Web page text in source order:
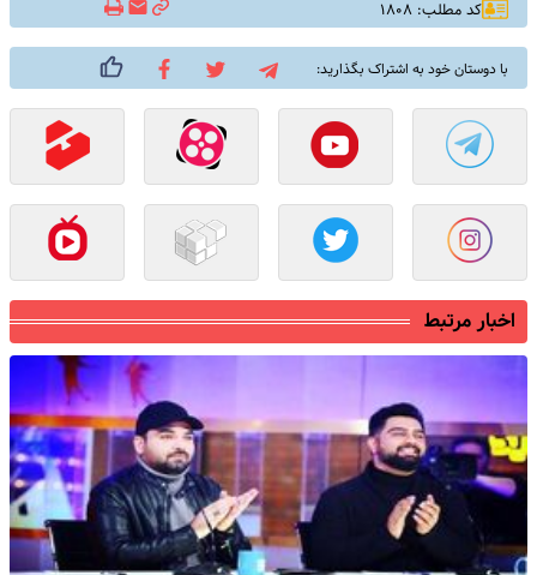
کد مطلب: ۱۸۰۸
با دوستان خود به اشتراک بگذارید:
اخبار مرتبط